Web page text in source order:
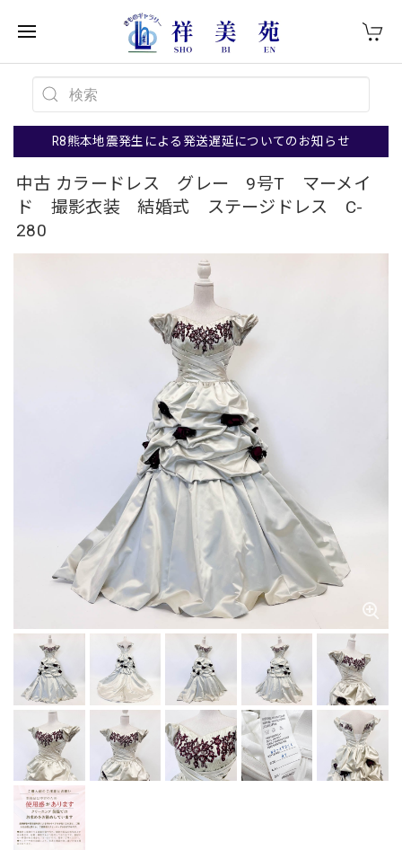
R8熊本地震発生による発送遅延についてのお知らせ
中古 カラードレス グレー 9号T マーメイ
ド 撮影衣装 結婚式 ステージドレス C-
280